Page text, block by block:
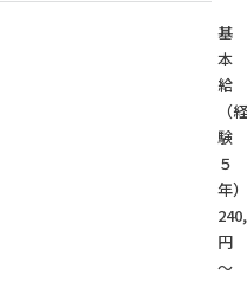
基
本
給
（経
験
５
年）
円
～